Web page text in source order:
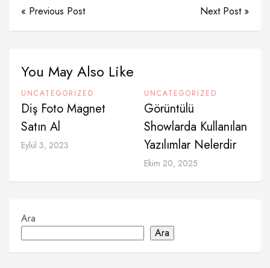
« Previous Post Next Post »
You May Also Like
UNCATEGORIZED
Diş Foto Magnet
Satın Al
Eylül 3, 2023
UNCATEGORIZED
Görüntülü
Showlarda Kullanılan
Yazılımlar Nelerdir
Ekim 20, 2025
Ara
Ara